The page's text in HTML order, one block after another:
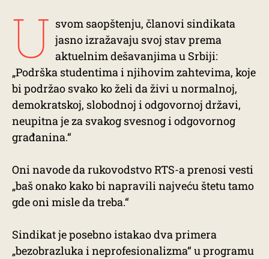
U svom saopštenju, članovi sindikata
jasno izražavaju svoj stav prema
aktuelnim dešavanjima u Srbiji:
„Podrška studentima i njihovim zahtevima, koje
bi podržao svako ko želi da živi u normalnoj,
demokratskoj, slobodnoj i odgovornoj državi,
neupitna je za svakog svesnog i odgovornog
građanina.“
Oni navode da rukovodstvo RTS-a prenosi vesti
„baš onako kako bi napravili najveću štetu tamo
gde oni misle da treba.“
Sindikat je posebno istakao dva primera
„bezobrazluka i neprofesionalizma“ u programu